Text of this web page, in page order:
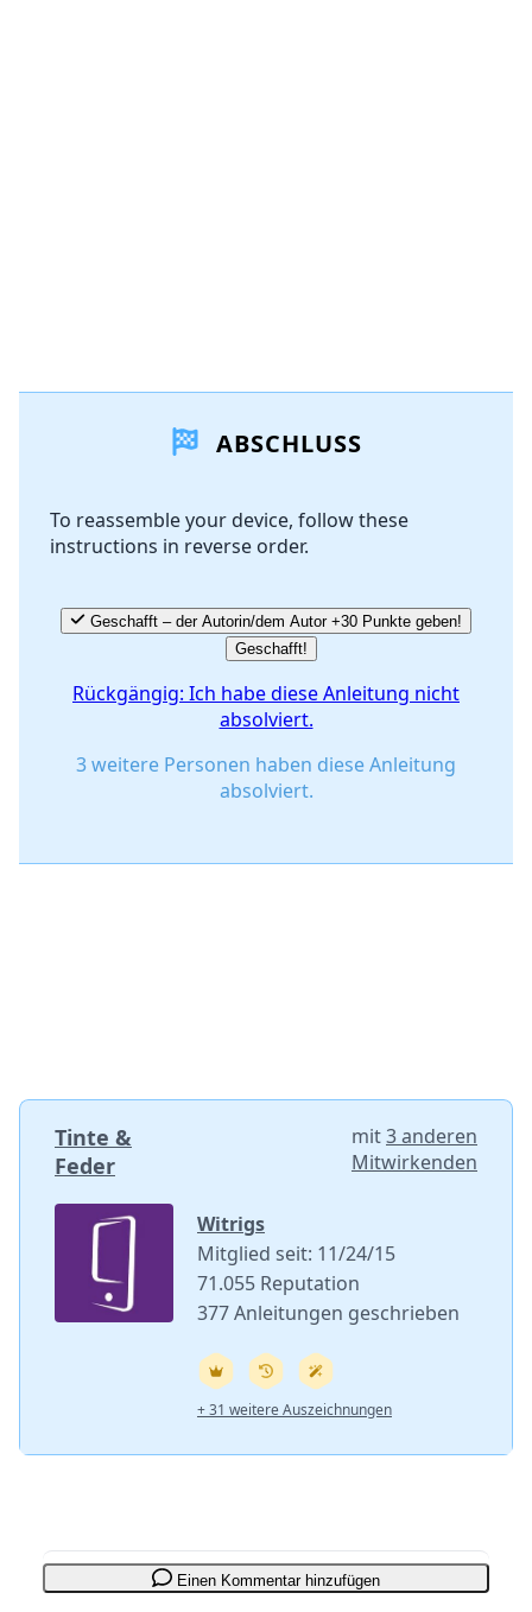
ABSCHLUSS
To reassemble your device, follow these
instructions in reverse order.
Geschafft – der Autorin/dem Autor +30 Punkte geben!
Geschafft!
Rückgängig: Ich habe diese Anleitung nicht
absolviert.
3 weitere Personen haben diese Anleitung
absolviert.
Tinte &
Feder
mit3 anderen
Mitwirkenden
Witrigs
Mitglied seit: 11/24/15
71.055 Reputation
377 Anleitungen geschrieben
+ 31 weitere Auszeichnungen
Einen Kommentar hinzufügen